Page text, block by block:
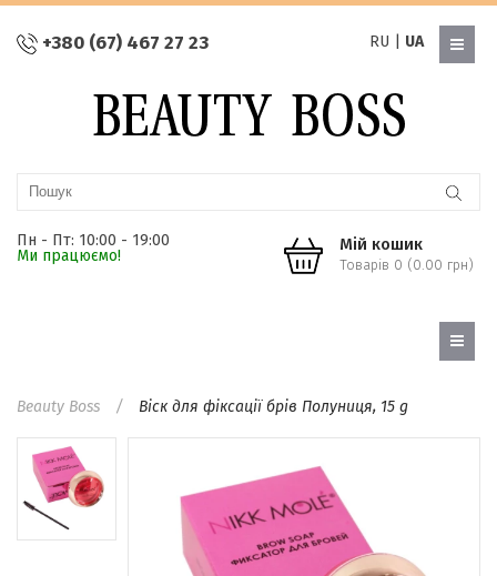
+380 (67) 467 27 23 RU UA
Пн - Пт: 10:00 - 19:00
Ми працюємо!
Мій кошик
Товарів 0 (0.00 грн)
Beauty Boss Віск для фіксації брів Полуниця, 15 g